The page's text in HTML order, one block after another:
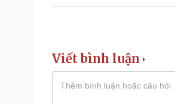
Viết bình luận